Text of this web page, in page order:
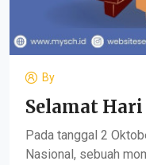
By
Selamat
Pada tanggal 2
Nasional, sebuah